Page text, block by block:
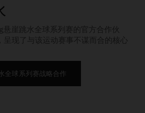
崖跳水全球系列赛的官方合作伙
现了与该运动赛事不谋而合的核心
全球系列赛战略合作